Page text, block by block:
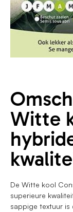
Witte
De Witte kool
superieure
sappige textuur